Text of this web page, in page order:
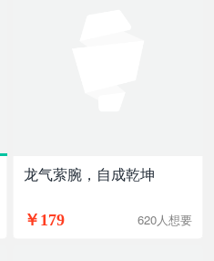
龙气萦腕，自成乾坤
￥179 620人想要